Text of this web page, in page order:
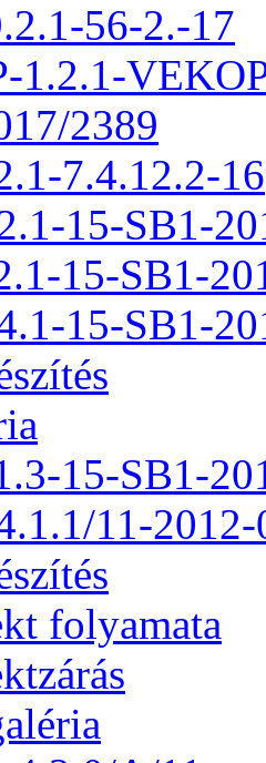
56-2.-17
1.2.1-
2389
7.4.12.2-16
15-SB1-
15-SB1-
15-SB1-
15-SB1-
11-2012-
folyamata